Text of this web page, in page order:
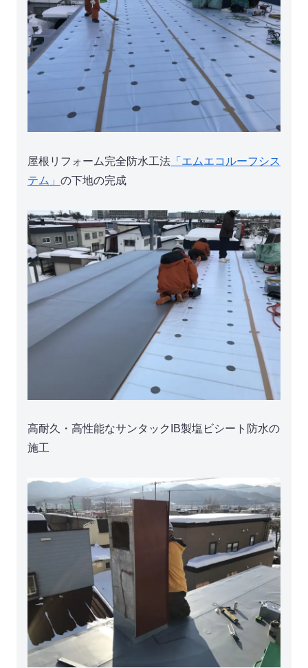
屋根リフォーム完全防水工法 「エムエコルーフシス
テム」 の下地の完成
高耐久・高性能なサンタックIB製塩ビシート防水の
施工